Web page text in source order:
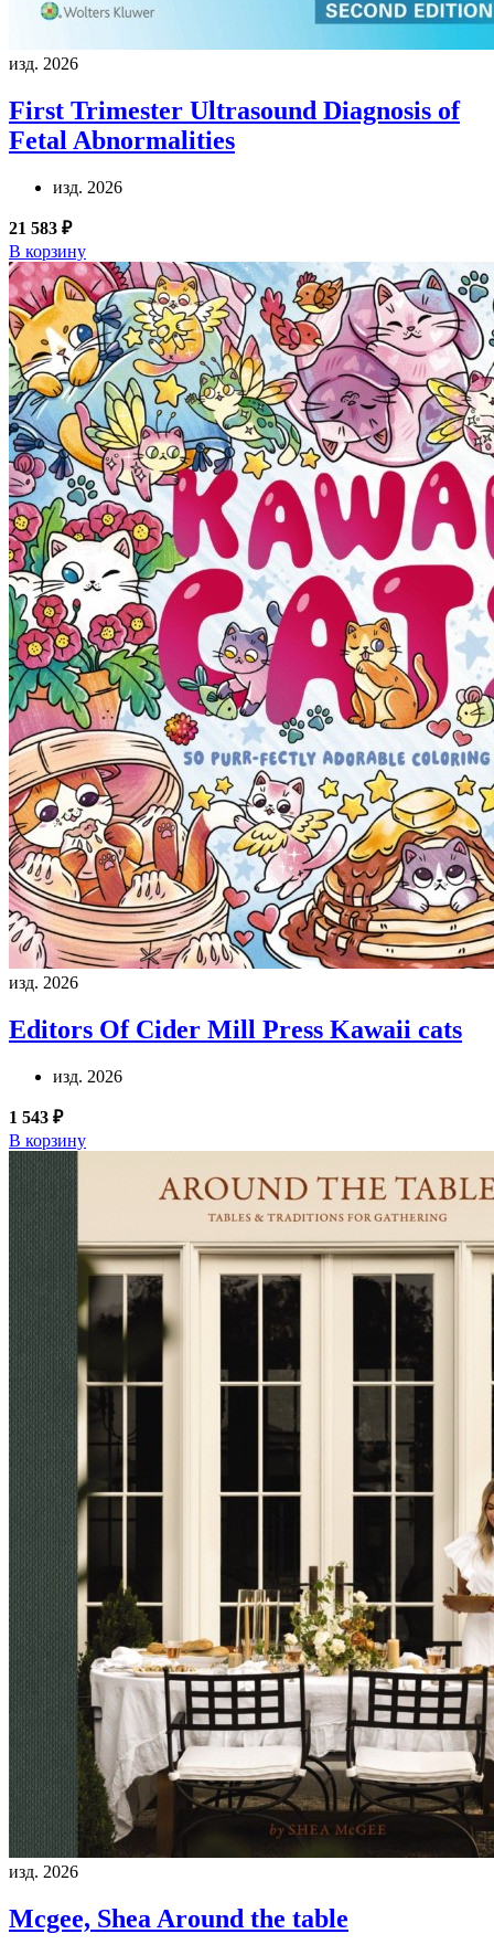
изд. 2026
First Trimester Ultrasound Diagnosis of
Fetal Abnormalities
изд. 2026
21 583 ₽
В корзину
изд. 2026
Editors Of Cider Mill Press Kawaii cats
изд. 2026
1 543 ₽
В корзину
изд. 2026
Mcgee, Shea Around the table